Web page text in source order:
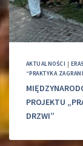
AKTUALNOŚCI |
“PRAKTYKA
PROJEKTU
DRZWI”